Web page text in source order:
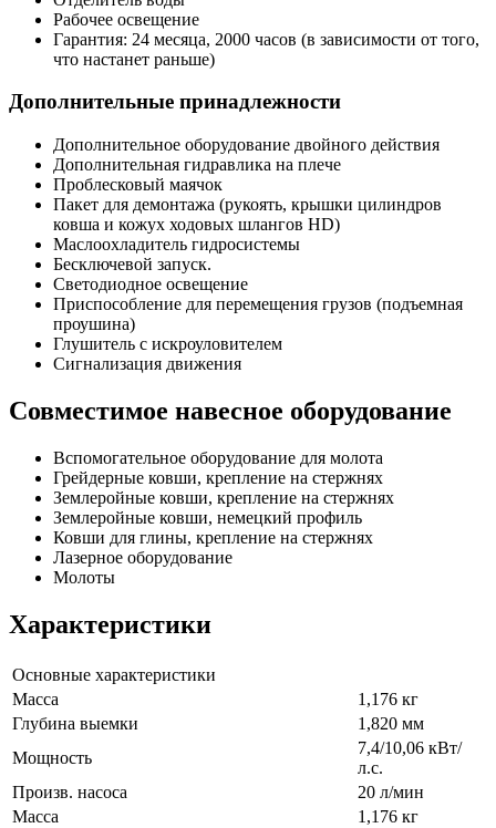
Рабочее освещение
Гарантия: 24 месяца, 2000 часов (в зависимости от того,
что настанет раньше)
Дополнительные принадлежности
Дополнительное оборудование двойного действия
Дополнительная гидравлика на плече
Проблесковый маячок
Пакет для демонтажа (рукоять, крышки цилиндров
ковша и кожух ходовых шлангов HD)
Маслоохладитель гидросистемы
Бесключевой запуск.
Светодиодное освещение
Приспособление для перемещения грузов (подъемная
проушина)
Глушитель с искроуловителем
Сигнализация движения
Совместимое навесное оборудование
Вспомогательное оборудование для молота
Грейдерные ковши, крепление на стержнях
Землеройные ковши, крепление на стержнях
Землеройные ковши, немецкий профиль
Ковши для глины, крепление на стержнях
Лазерное оборудование
Молоты
Характеристики
Основные характеристики
Масса
1,176 кг
Глубина выемки
1,820 мм
Мощность
7,4/10,06 кВт/
л.с.
Произв. насоса
20 л/мин
Масса
1,176 кг